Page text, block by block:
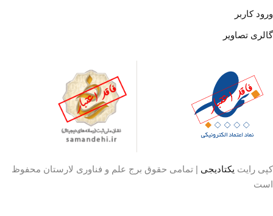
کاربر
تصاویر
رایتیکتادیجی| تمامی حقوق برج علم و فناوری لارستان محفوظ